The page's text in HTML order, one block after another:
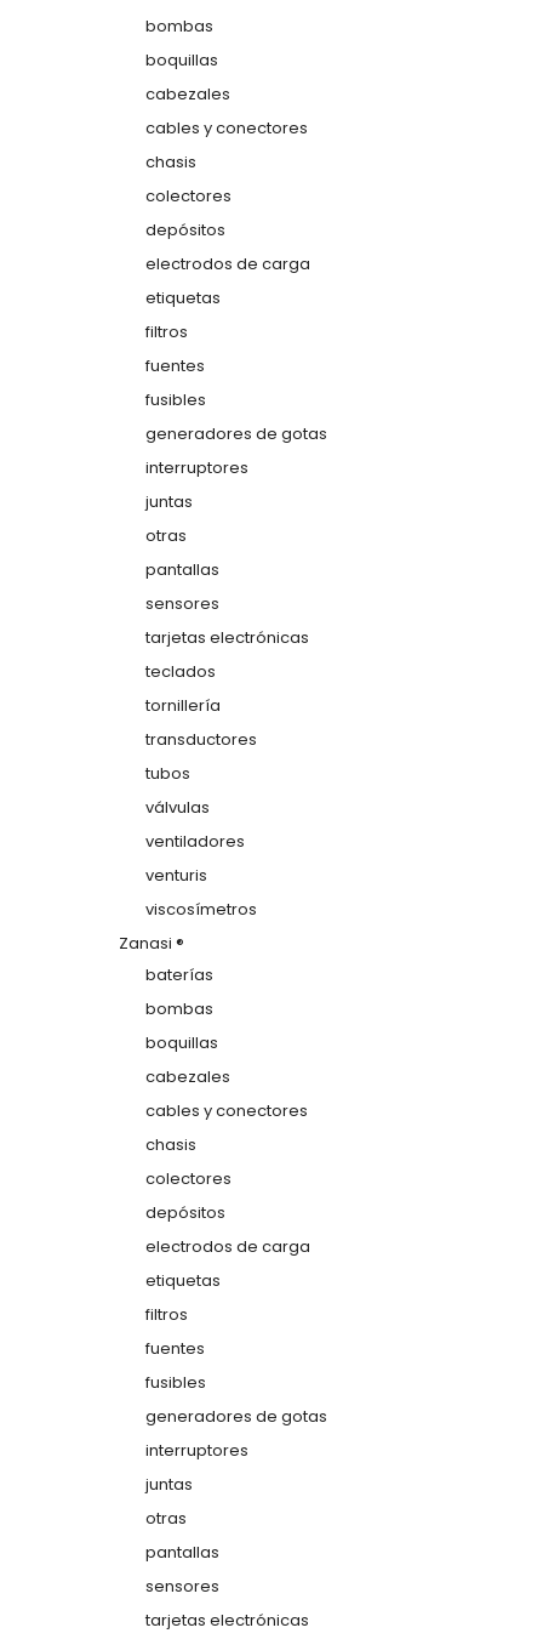
bombas
boquillas
cabezales
cables y conectores
chasis
colectores
depósitos
electrodos de carga
etiquetas
filtros
fuentes
fusibles
generadores de gotas
interruptores
juntas
otras
pantallas
sensores
tarjetas electrónicas
teclados
tornillería
transductores
tubos
válvulas
ventiladores
venturis
viscosímetros
Zanasi ®
baterías
bombas
boquillas
cabezales
cables y conectores
chasis
colectores
depósitos
electrodos de carga
etiquetas
filtros
fuentes
fusibles
generadores de gotas
interruptores
juntas
otras
pantallas
sensores
tarjetas electrónicas